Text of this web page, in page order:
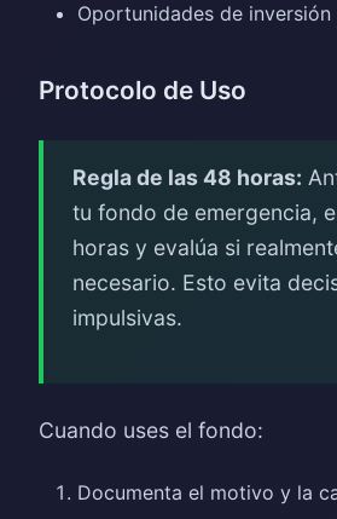
Oportunidades de inversión
Protocolo de Uso
Regla de las 48 horas:
tu fondo de emergencia,
horas y evalúa si
necesario. Esto evita
impulsivas.
Cuando uses el fondo:
Documenta el motivo y la